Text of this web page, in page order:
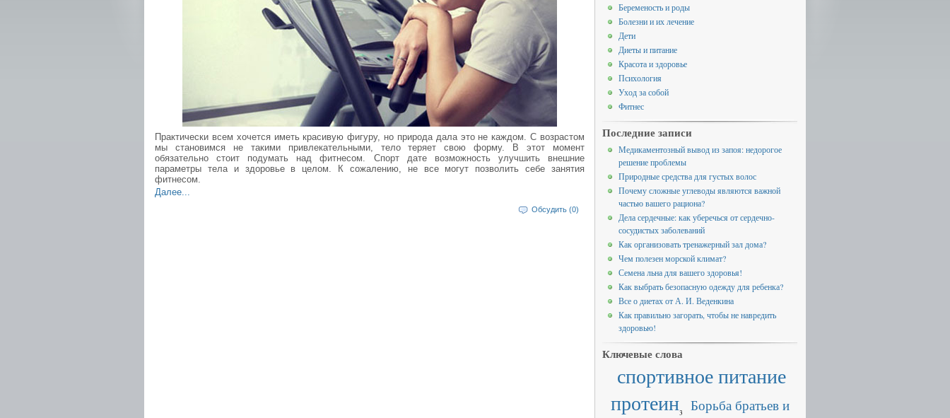
Практически всем хочется иметь красивую фигуру, но природа дала это не каждом. С возрастом
мы становимся не такими привлекательными, тело теряет свою форму. В этот момент
обязательно стоит подумать над фитнесом. Спорт дате возможность улучшить внешние
параметры тела и здоровье в целом. К сожалению, не все могут позволить себе занятия
фитнесом.
Далее...
Обсудить (0)
Беременость и роды
Болезни и их лечение
Дети
Диеты и питание
Красота и здоровье
Психология
Уход за собой
Фитнес
Последние записи
Медикаментозный вывод из запоя: недорогое
решение проблемы
Природные средства для густых волос
Почему сложные углеводы являются важной
частью вашего рациона?
Дела сердечные: как уберечься от сердечно-
сосудистых заболеваний
Как организовать тренажерный зал дома?
Чем полезен морской климат?
Семена льна для вашего здоровья!
Как выбрать безопасную одежду для ребенка?
Все о диетах от А. И. Веденкина
Как правильно загорать, чтобы не навредить
здоровью!
Ключевые слова
спортивное питание
протеин3
Борьба братьев и